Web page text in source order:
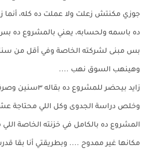
جوزي مكنتش زعلت ولا عملت ده كله، أنما
ده باسمه ولحسابه، يعني بالمشروع ده
بس مبنى لشركته الخاصة وفي أقل من
وهينهب السوق نهب ....
زايد بيحضر للمشروع
وخلص دراسة الجدوى وكل اللي محتاجة
المشروع ده بالكامل في خزنته الخاصة
مكانها غير ممدوح .... وبطريقتي أنا بقا